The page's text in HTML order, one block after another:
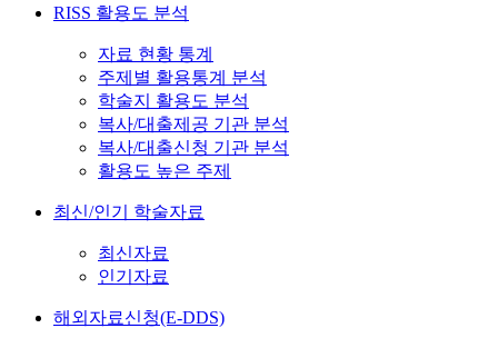
RISS 활용도 분석
자료 현황 통계
주제별 활용통계 분석
학술지 활용도 분석
복사/대출제공 기관 분석
복사/대출신청 기관 분석
활용도 높은 주제
최신/인기 학술자료
최신자료
인기자료
해외자료신청(E-DDS)